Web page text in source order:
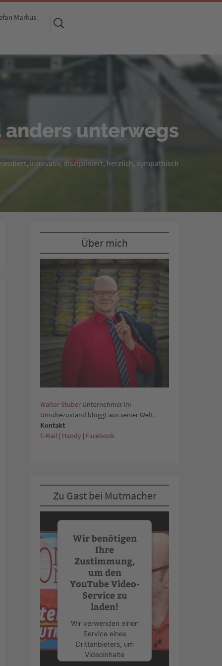
Markus
Suchen
nach:
anders unterwegs
innovativ, diszipliniert, herzlich, sympathisch
Über mich
Walter Stuber Unternehmer im
Unruhezustand bloggt aus seiner Welt.
Kontakt
E-Mail | Handy | Facebook
Zu Gast bei Mutmacher
Wir benötigen
Ihre
Zustimmung,
um den
YouTube Video-
Service zu
laden!
Wir verwenden einen
Service eines
Drittanbieters, um
Videoinhalte